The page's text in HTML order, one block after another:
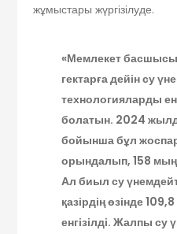
жұмыстары жүргізілуде.
«Мемлекет
гектарға дейін су
технологияларды
болатын. 2024
бойынша бұл
орындалып, 158
Ал биыл су
қазірдің өзінде
енгізілді. Жалпы су